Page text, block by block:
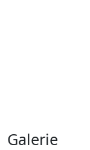
Galerie